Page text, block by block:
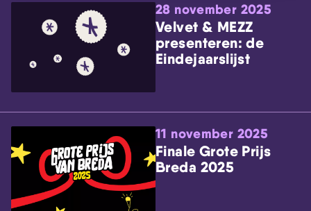
28 november 2025
Velvet & MEZZ
presenteren: de
Eindejaarslijst
11 november 2025
Finale Grote Prijs
Breda 2025